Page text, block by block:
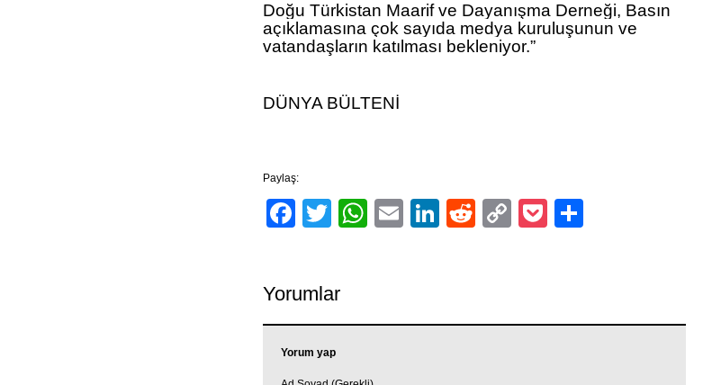
Doğu Türkistan Maarif ve Dayanışma Derneği, Basın
açıklamasına çok sayıda medya kuruluşunun ve
vatandaşların katılması bekleniyor.”
DÜNYA BÜLTENİ
Paylaş:
Facebook
TwitterWhatsApp
EmailLinkedIn
RedditCopyPocket
Yorumlar
Yorum yap